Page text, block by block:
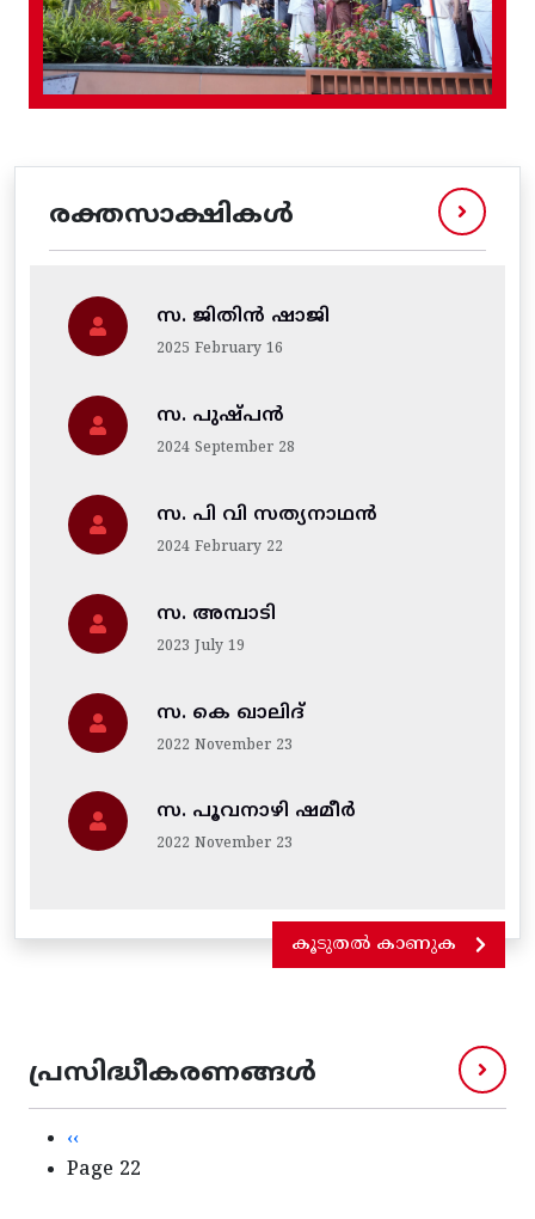
രക്തസാക്ഷികൾ
സ. ജിതിന്‍ ഷാജി
2025 February 16
സ. പുഷ്പൻ
2024 September 28
സ. പി വി സത്യനാഥൻ
2024 February 22
സ. അമ്പാടി
2023 July 19
സ. കെ ഖാലിദ്
2022 November 23
സ. പൂവനാഴി ഷമീർ
2022 November 23
കൂടുതൽ കാണുക
പ്രസിദ്ധീകരണങ്ങൾ
Pagination
Previous page
‹‹
Page 22